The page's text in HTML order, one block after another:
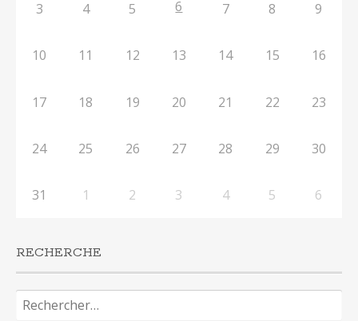
3 4 5 6 7 8 9
10 11 12 13 14 15 16
17 18 19 20 21 22 23
24 25 26 27 28 29 30
31 1 2 3 4 5 6
RECHERCHE